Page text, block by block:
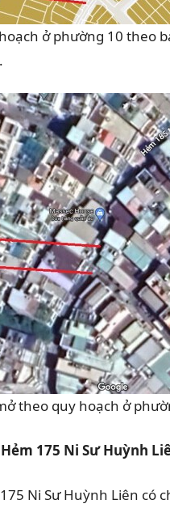
ở phường 10 theo
theo quy hoạch ở
175 Ni Sư Huỳnh
Ni Sư Huỳnh Liên có